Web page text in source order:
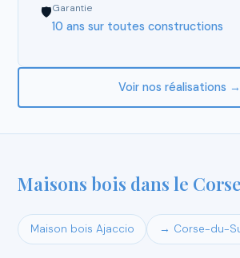
🛡Garantie
10 ans sur toutes constructions
Voir nos réalisations →
Maisons bois dans le
Maison bois Ajaccio → Corse-du-